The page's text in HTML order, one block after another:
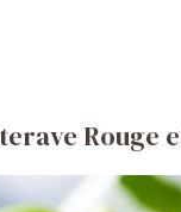
Rouge